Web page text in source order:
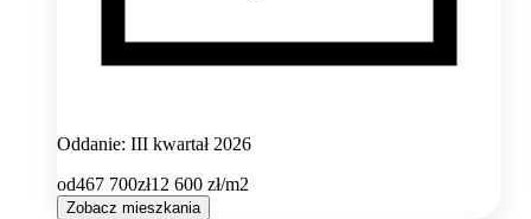
Oddanie: III kwartał 2026
od467 700zł12 600 zł/m2
Zobacz mieszkania